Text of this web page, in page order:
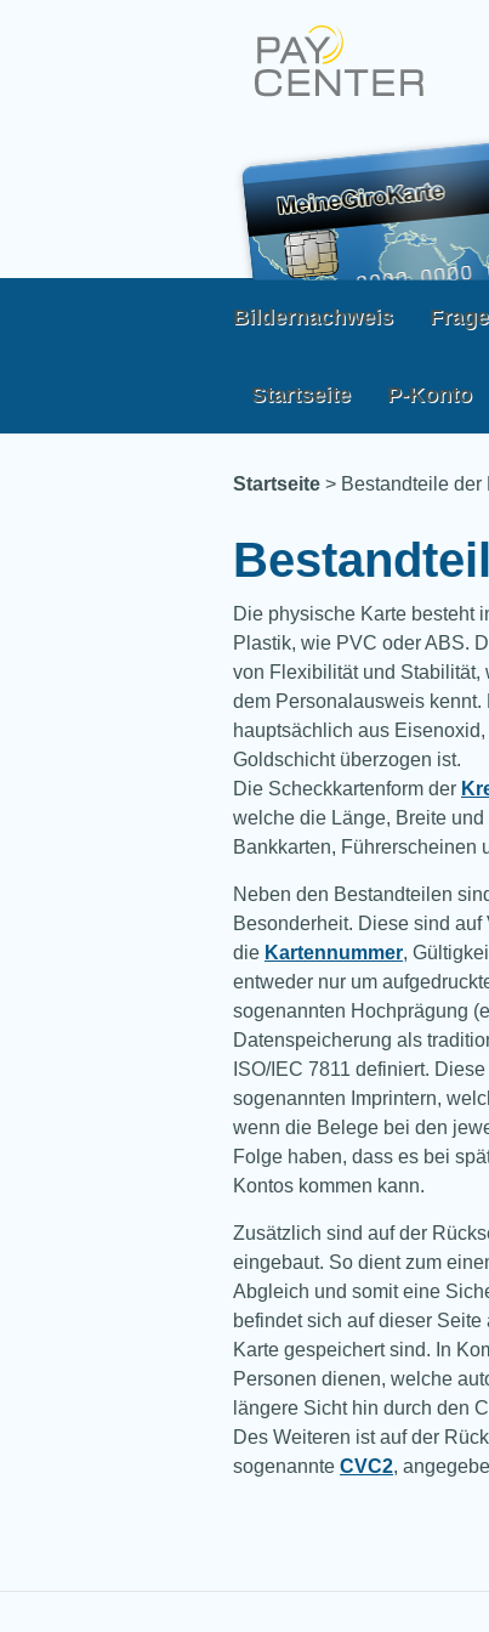
Bildernachweis
Startseite P-Konto
Startseite > Bestandteile der
Die physische Karte besteht
Plastik, wie PVC oder ABS.
von Flexibilität und Stabilität,
dem Personalausweis
hauptsächlich aus
Goldschicht überzogen ist.
Die Scheckkartenform der
welche die Länge, Breite
Bankkarten, Führerscheinen
Neben den Bestandteilen
Besonderheit. Diese sind
die Kartennummer,
entweder nur um
sogenannten Hochprägung
Datenspeicherung als
ISO/IEC 7811 definiert.
sogenannten Imprintern,
wenn die Belege bei den
Folge haben, dass es bei
Kontos kommen kann.
Zusätzlich sind auf der
eingebaut. So dient zum
Abgleich und somit eine
befindet sich auf dieser
Karte gespeichert sind. In
Personen dienen, welche
längere Sicht hin durch den
Des Weiteren ist auf der
sogenannte CVC2,